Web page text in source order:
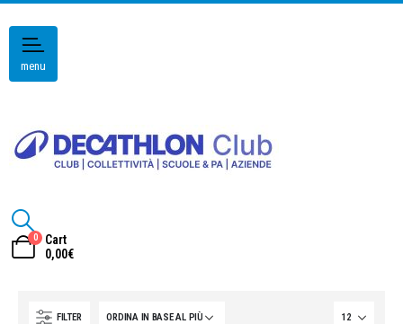
menu
0
Cart
0,00€
FILTER